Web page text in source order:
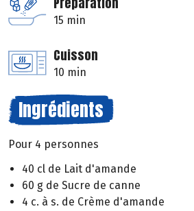
15 min
Cuisson
10 min
Ingrédients
Pour 4 personnes
40 cl de Lait d'amande
60 g de Sucre de canne
4 c. à s. de Crème d'amande